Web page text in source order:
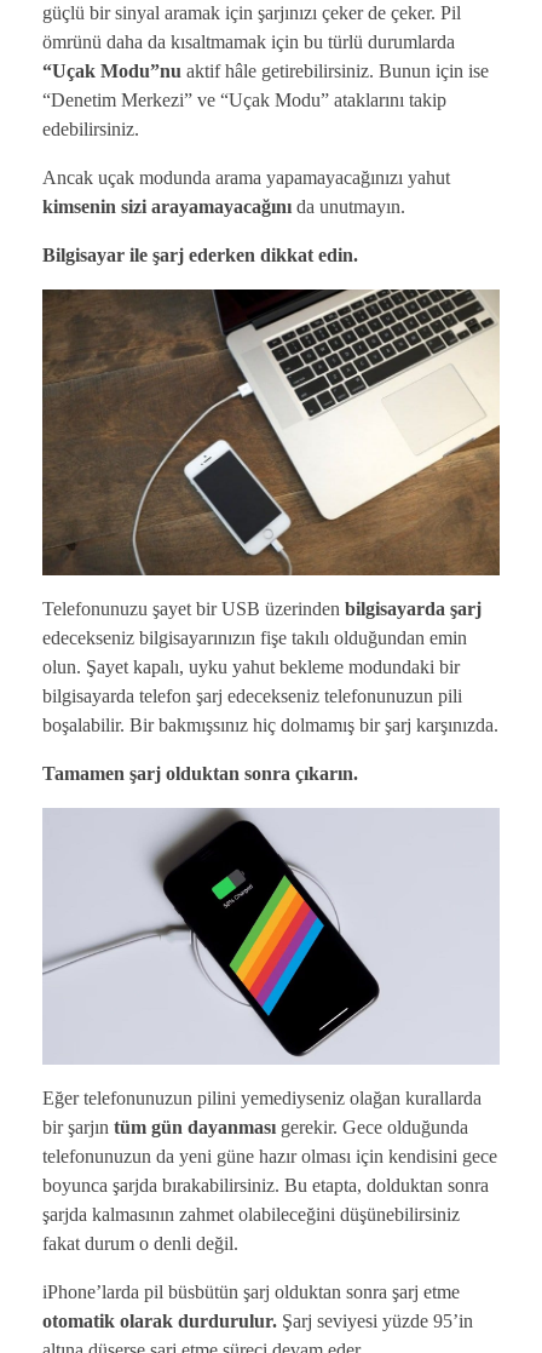
güçlü bir sinyal aramak için şarjınızı çeker de çeker. Pil
ömrünü daha da kısaltmamak için bu türlü durumlarda
“Uçak Modu”nu aktif hâle getirebilirsiniz. Bunun için ise
“Denetim Merkezi” ve “Uçak Modu” ataklarını takip
edebilirsiniz.
Ancak uçak modunda arama yapamayacağınızı yahut
kimsenin sizi arayamayacağını da unutmayın.
Bilgisayar ile şarj ederken dikkat edin.
Telefonunuzu şayet bir USB üzerinden bilgisayarda şarj
edecekseniz bilgisayarınızın fişe takılı olduğundan emin
olun. Şayet kapalı, uyku yahut bekleme modundaki bir
bilgisayarda telefon şarj edecekseniz telefonunuzun pili
boşalabilir. Bir bakmışsınız hiç dolmamış bir şarj karşınızda.
Tamamen şarj olduktan sonra çıkarın.
Eğer telefonunuzun pilini yemediyseniz olağan kurallarda
bir şarjın tüm gün dayanması gerekir. Gece olduğunda
telefonunuzun da yeni güne hazır olması için kendisini gece
boyunca şarjda bırakabilirsiniz. Bu etapta, dolduktan sonra
şarjda kalmasının zahmet olabileceğini düşünebilirsiniz
fakat durum o denli değil.
iPhone’larda pil büsbütün şarj olduktan sonra şarj etme
otomatik olarak durdurulur. Şarj seviyesi yüzde 95’in